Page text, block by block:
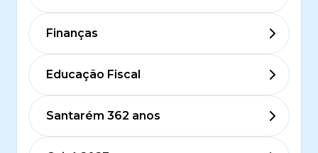
Finanças
Educação Fiscal
Santarém 362 anos